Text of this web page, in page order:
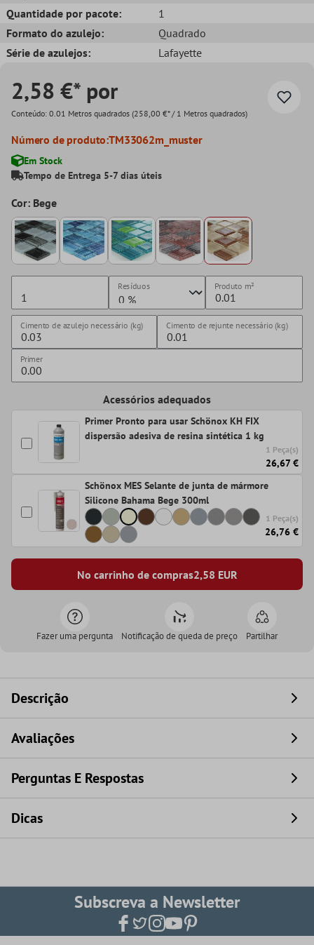
Quantidade por pacote:
1
Formato do azulejo:
Quadrado
Série de azulejos:
Lafayette
2,58 €* por
Conteúdo: 0.01 Metros quadrados (258,00 €* / 1 Metros quadrados)
Número de produto:TM33062m_muster
Em Stock
Tempo de Entrega 5-7 dias úteis
Cor: Bege
Resíduos Produto m²
Cimento de azulejo necessário (kg) Cimento de rejunte necessário (kg)
Primer
Acessórios adequados
Primer Pronto para usar Schönox KH FIX
dispersão adesiva de resina sintética 1 kg
1 Peça(s)
26,67 €
Schönox MES Selante de junta de mármore
Silicone Bahama Bege 300ml
1 Peça(s)
26,76 €
No carrinho de compras2,58 EUR
Fazer uma pergunta Notificação de queda de preço Partilhar
Descrição
Avaliações
Perguntas E Respostas
Dicas
Subscreva a Newsletter